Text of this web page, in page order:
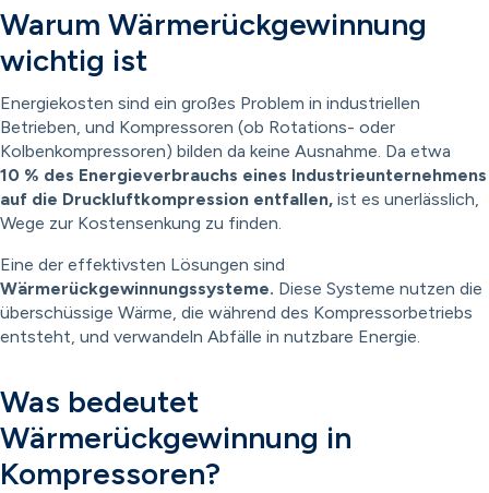
Warum Wärmerückgewinnung
wichtig ist
Energiekosten sind ein großes Problem in industriellen
Betrieben, und Kompressoren (ob Rotations- oder
Kolbenkompressoren) bilden da keine Ausnahme. Da etwa
10 % des Energieverbrauchs eines Industrieunternehmens
auf die Druckluftkompression entfallen, ist es unerlässlich,
Wege zur Kostensenkung zu finden.
Eine der effektivsten Lösungen sind
Wärmerückgewinnungssysteme. Diese Systeme nutzen die
überschüssige Wärme, die während des Kompressorbetriebs
entsteht, und verwandeln Abfälle in nutzbare Energie.
Was bedeutet
Wärmerückgewinnung in
Kompressoren?